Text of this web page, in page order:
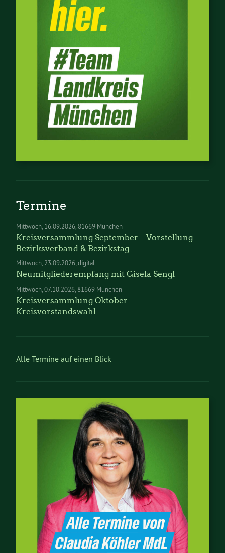
Termine
Mittwoch 16.09.2026 81669 München
Kreisversammlung September – Vorstellung
Bezirksverband & Bezirkstag
Mittwoch 23.09.2026 digital
Neumitgliederempfang mit Gisela Sengl
Mittwoch 07.10.2026 81669 München
Kreisversammlung Oktober –
Kreisvorstandswahl
Alle Termine auf einen Blick